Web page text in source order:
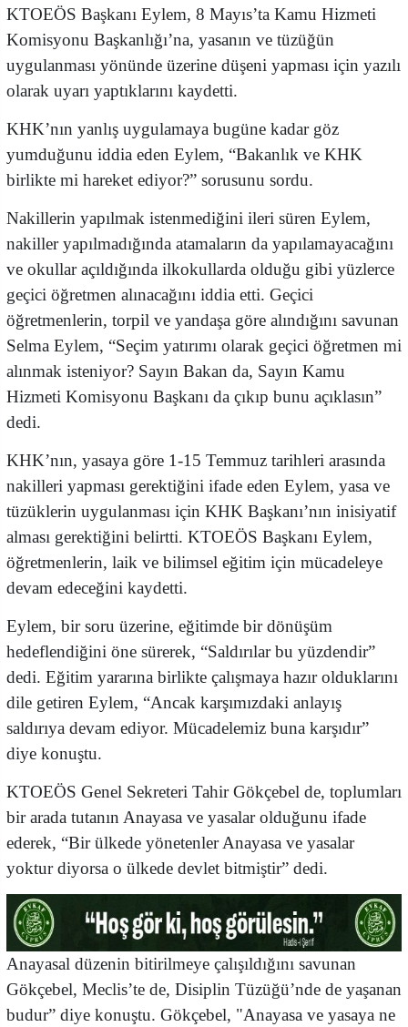
KTOEÖS Başkanı Eylem, 8 Mayıs’ta Kamu Hizmeti
Komisyonu Başkanlığı’na, yasanın ve tüzüğün
uygulanması yönünde üzerine düşeni yapması için yazılı
olarak uyarı yaptıklarını kaydetti.
KHK’nın yanlış uygulamaya bugüne kadar göz
yumduğunu iddia eden Eylem, “Bakanlık ve KHK
birlikte mi hareket ediyor?” sorusunu sordu.
Nakillerin yapılmak istenmediğini ileri süren Eylem,
nakiller yapılmadığında atamaların da yapılamayacağını
ve okullar açıldığında ilkokullarda olduğu gibi yüzlerce
geçici öğretmen alınacağını iddia etti. Geçici
öğretmenlerin, torpil ve yandaşa göre alındığını savunan
Selma Eylem, “Seçim yatırımı olarak geçici öğretmen mi
alınmak isteniyor? Sayın Bakan da, Sayın Kamu
Hizmeti Komisyonu Başkanı da çıkıp bunu açıklasın”
dedi.
KHK’nın, yasaya göre 1-15 Temmuz tarihleri arasında
nakilleri yapması gerektiğini ifade eden Eylem, yasa ve
tüzüklerin uygulanması için KHK Başkanı’nın inisiyatif
alması gerektiğini belirtti. KTOEÖS Başkanı Eylem,
öğretmenlerin, laik ve bilimsel eğitim için mücadeleye
devam edeceğini kaydetti.
Eylem, bir soru üzerine, eğitimde bir dönüşüm
hedeflendiğini öne sürerek, “Saldırılar bu yüzdendir”
dedi. Eğitim yararına birlikte çalışmaya hazır olduklarını
dile getiren Eylem, “Ancak karşımızdaki anlayış
saldırıya devam ediyor. Mücadelemiz buna karşıdır”
diye konuştu.
KTOEÖS Genel Sekreteri Tahir Gökçebel de, toplumları
bir arada tutanın Anayasa ve yasalar olduğunu ifade
ederek, “Bir ülkede yönetenler Anayasa ve yasalar
yoktur diyorsa o ülkede devlet bitmiştir” dedi.
Anayasal düzenin bitirilmeye çalışıldığını savunan
Gökçebel, Meclis’te de, Disiplin Tüzüğü’nde de yaşanan
budur” diye konuştu. Gökçebel, "Anayasa ve yasaya ne